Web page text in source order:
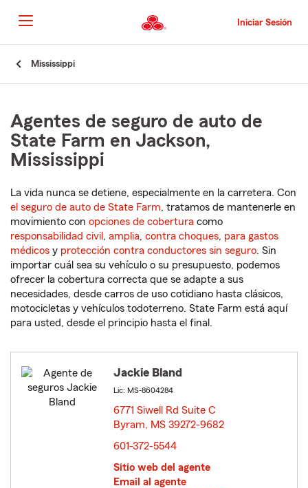
al
contenido
principal
Iniciar Sesión
Mississippi
Agentes de seguro de auto de
State Farm en Jackson,
Mississippi
La vida nunca se detiene, especialmente en la carretera. Con
el seguro de auto de State Farm, tratamos de mantenerle en
movimiento con opciones de cobertura como
responsabilidad civil , amplia, contra choques, para gastos
médicos y protección contra conductores sin seguro. Sin
importar cuál sea su vehículo o su presupuesto, podemos
ofrecer la cobertura correcta que se adapte a sus
necesidades, desde carros de uso cotidiano hasta clásicos,
motocicletas y vehículos todoterreno. State Farm está aquí
para usted, desde el principio hasta el final.
Jackie Bland
Lic: MS-8604284
6771 Siwell Rd Suite C
Byram, MS 39272-9682
601-372-5544
Sitio web del agente
Email al agente